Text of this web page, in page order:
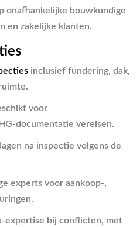
onafhankelijke bouwkundige
en zakelijke klanten.
inclusief fundering, dak,
voor
documentatie vereisen.
na inspectie volgens de
experts voor aankoop-,
expertise bij conflicten, met